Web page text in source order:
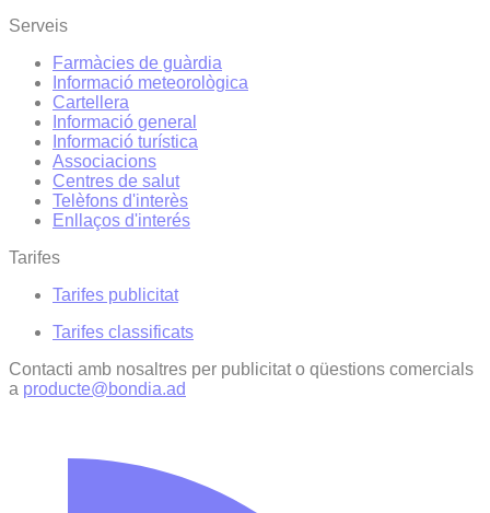
Serveis
Farmàcies de guàrdia
Informació meteorològica
Cartellera
Informació general
Informació turística
Associacions
Centres de salut
Telèfons d'interès
Enllaços d'interés
Tarifes
Tarifes publicitat
Tarifes classificats
Contacti amb nosaltres per publicitat o qüestions comercials
a producte@bondia.ad